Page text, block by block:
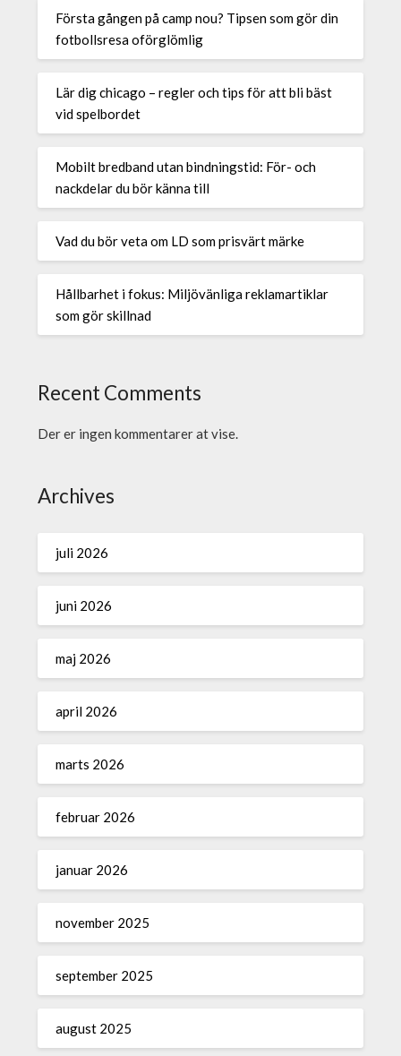
Första gången på camp nou? Tipsen som gör din
fotbollsresa oförglömlig
Lär dig chicago – regler och tips för att bli bäst
vid spelbordet
Mobilt bredband utan bindningstid: För- och
nackdelar du bör känna till
Vad du bör veta om LD som prisvärt märke
Hållbarhet i fokus: Miljövänliga reklamartiklar
som gör skillnad
Recent Comments
Der er ingen kommentarer at vise.
Archives
juli 2026
juni 2026
maj 2026
april 2026
marts 2026
februar 2026
januar 2026
november 2025
september 2025
august 2025